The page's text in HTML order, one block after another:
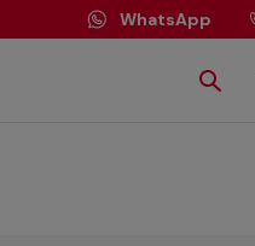
WhatsApp